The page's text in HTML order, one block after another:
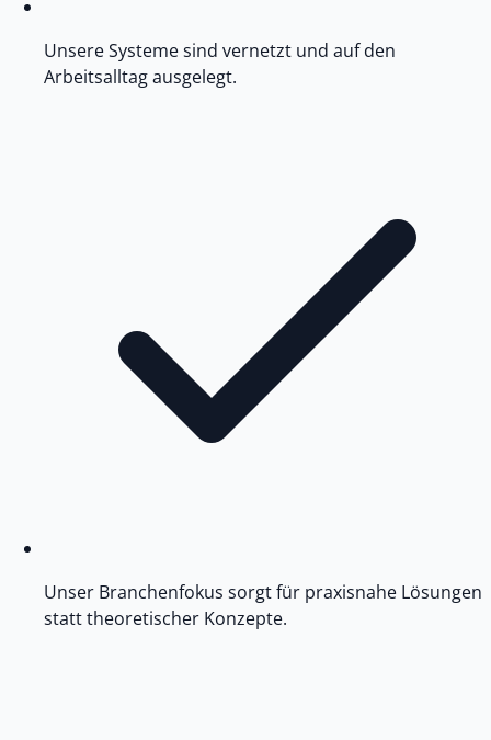
Unsere Systeme sind vernetzt und auf den
Arbeitsalltag ausgelegt.
Unser Branchenfokus sorgt für praxisnahe Lösungen
statt theoretischer Konzepte.